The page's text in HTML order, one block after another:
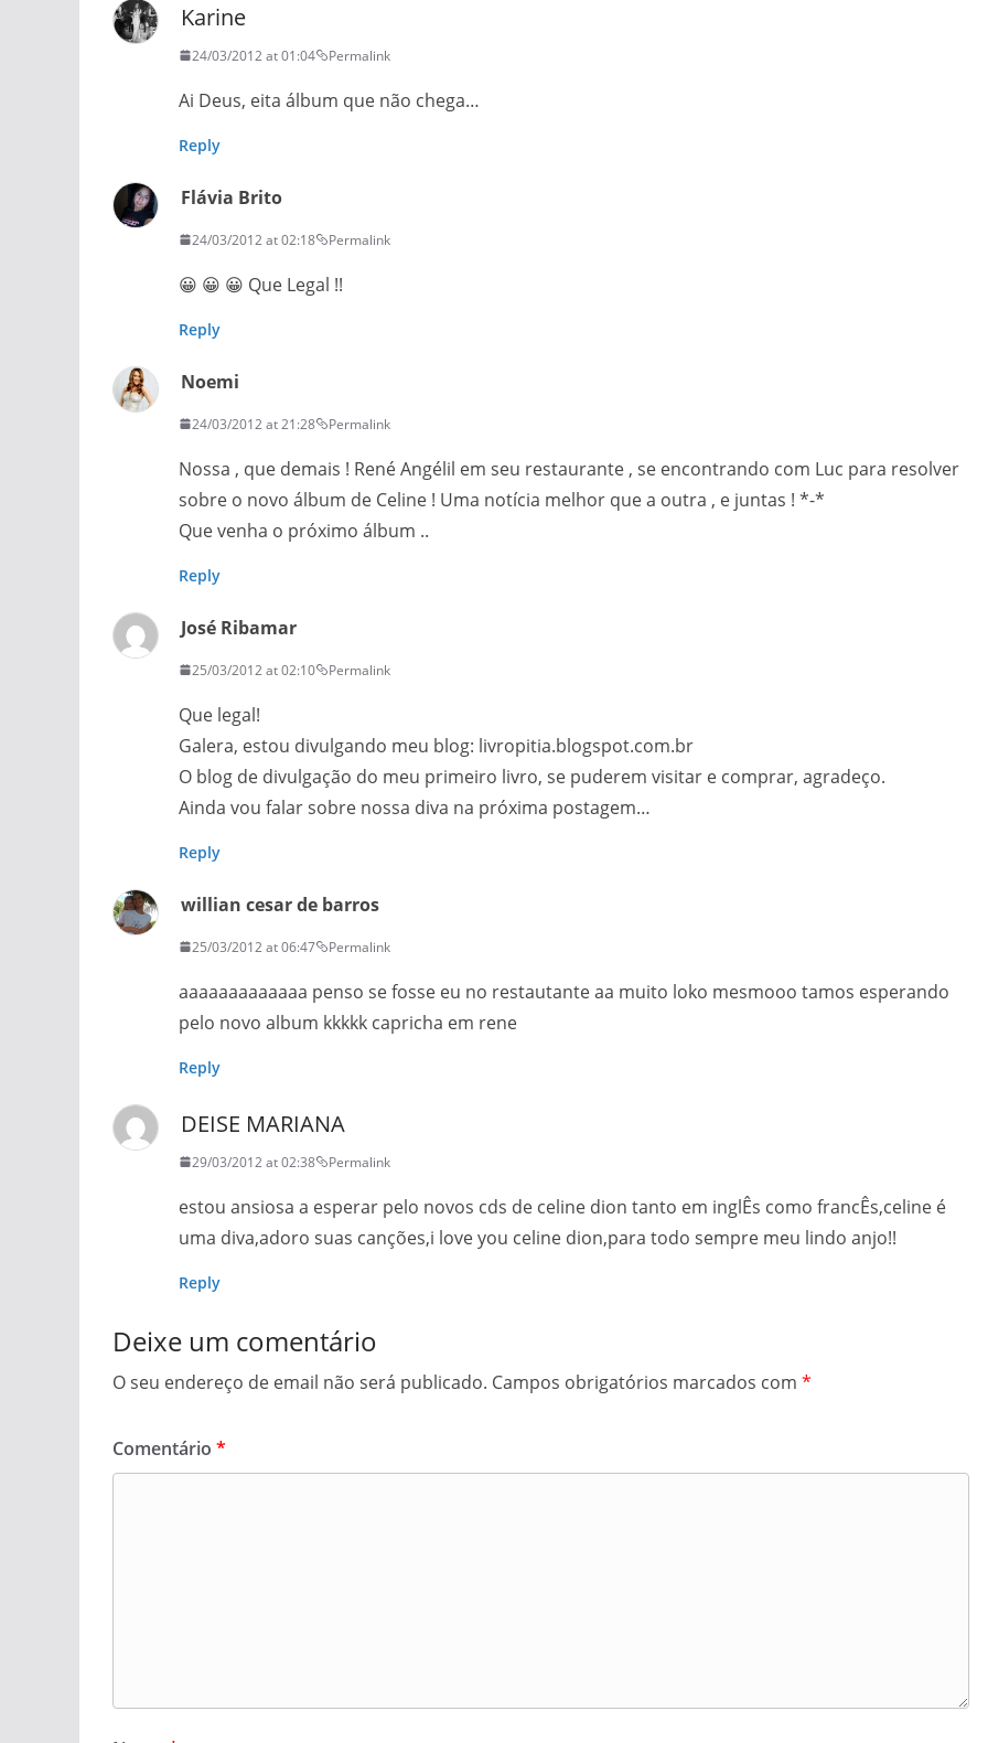
Karine
24/03/2012 at 01:04 Permalink
Ai Deus, eita álbum que não chega…
Reply
Flávia Brito
24/03/2012 at 02:18 Permalink
😀 😀 😀 Que Legal !!
Reply
Noemi
24/03/2012 at 21:28 Permalink
Nossa , que demais ! René Angélil em seu restaurante , se encontrando com Luc para resolver
sobre o novo álbum de Celine ! Uma notícia melhor que a outra , e juntas ! *-*
Que venha o próximo álbum ..
Reply
José Ribamar
25/03/2012 at 02:10 Permalink
Que legal!
Galera, estou divulgando meu blog: livropitia.blogspot.com.br
O blog de divulgação do meu primeiro livro, se puderem visitar e comprar, agradeço.
Ainda vou falar sobre nossa diva na próxima postagem…
Reply
willian cesar de barros
25/03/2012 at 06:47 Permalink
aaaaaaaaaaaaa penso se fosse eu no restautante aa muito loko mesmooo tamos esperando
pelo novo album kkkkk capricha em rene
Reply
DEISE MARIANA
29/03/2012 at 02:38 Permalink
estou ansiosa a esperar pelo novos cds de celine dion tanto em inglÊs como francÊs,celine é
uma diva,adoro suas canções,i love you celine dion,para todo sempre meu lindo anjo!!
Reply
Deixe um comentário
O seu endereço de email não será publicado. Campos obrigatórios marcados com *
Comentário *